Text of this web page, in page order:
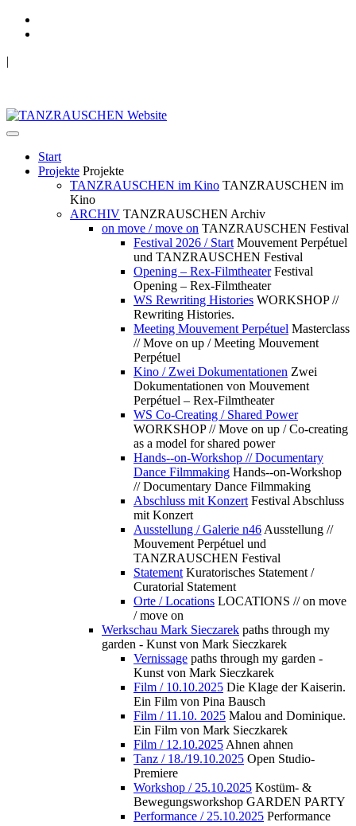
|
Start
Projekte Projekte
TANZRAUSCHEN im Kino TANZRAUSCHEN im
Kino
ARCHIV TANZRAUSCHEN Archiv
on move / move on TANZRAUSCHEN Festival
Festival 2026 / Start Mouvement Perpétuel
und TANZRAUSCHEN Festival
Opening – Rex-Filmtheater Festival
Opening – Rex-Filmtheater
WS Rewriting Histories WORKSHOP //
Rewriting Histories.
Meeting Mouvement Perpétuel Masterclass
// Move on up / Meeting Mouvement
Perpétuel
Kino / Zwei Dokumentationen Zwei
Dokumentationen von Mouvement
Perpétuel – Rex-Filmtheater
WS Co-Creating / Shared Power
WORKSHOP // Move on up / Co-creating
as a model for shared power
Hands--on-Workshop // Documentary
Dance Filmmaking Hands--on-Workshop
// Documentary Dance Filmmaking
Abschluss mit Konzert Festival Abschluss
mit Konzert
Ausstellung / Galerie n46 Ausstellung //
Mouvement Perpétuel und
TANZRAUSCHEN Festival
Statement Kuratorisches Statement /
Curatorial Statement
Orte / Locations LOCATIONS // on move
/ move on
Werkschau Mark Sieczarek paths through my
garden - Kunst von Mark Sieczkarek
Vernissage paths through my garden -
Kunst von Mark Sieczkarek
Film / 10.10.2025 Die Klage der Kaiserin.
Ein Film von Pina Bausch
Film / 11.10. 2025 Malou and Dominique.
Ein Film von Mark Sieczkarek
Film / 12.10.2025 Ahnen ahnen
Tanz / 18./19.10.2025 Open Studio-
Premiere
Workshop / 25.10.2025 Kostüm- &
Bewegungsworkshop GARDEN PARTY
Performance / 25.10.2025 Performance